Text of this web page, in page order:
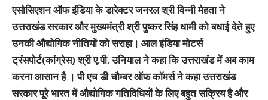
एसोसिएशन ऑफ इंडिया के डारेक्टर जनरल श्री विन्नी मेहता ने
उत्तराखंड सरकार और मुख्यमंत्री श्री पुष्कर सिंह धामी को बधाई देते हुए
उनकी औद्योगिक नीतियों को सराहा। आल इंडिया मोटर्स
ट्रंसपोर्ट(कांग्रेस) श्री ए.पी. उनियाल ने कहा कि उत्तराखंड में अब काम
करना आसान है । पी एच डी चौम्बर ऑफ कॉमर्स ने कहा उत्तराखंड
सरकार पूरे भारत में औद्योगिक गतिविधियों के लिए बहुत सक्रिय है और